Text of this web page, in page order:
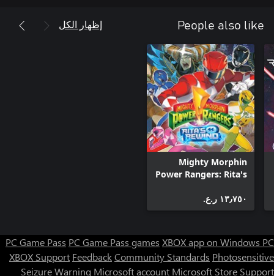
People also like إظهار الكل
Mighty Morphin
Power Rangers: Rita's
١٣٫٧٥٠ ر.ع.‏
PC Game Pass PC Game Pass games XBOX app on Windows PC
XBOX Support FeedbackCommunity Standards Photosensitive
Seizure Warning Microsoft account Microsoft Store Support